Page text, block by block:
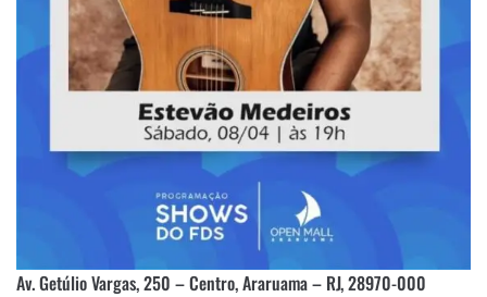
Av. Getúlio Vargas, 250 – Centro, Araruama – RJ, 28970-000